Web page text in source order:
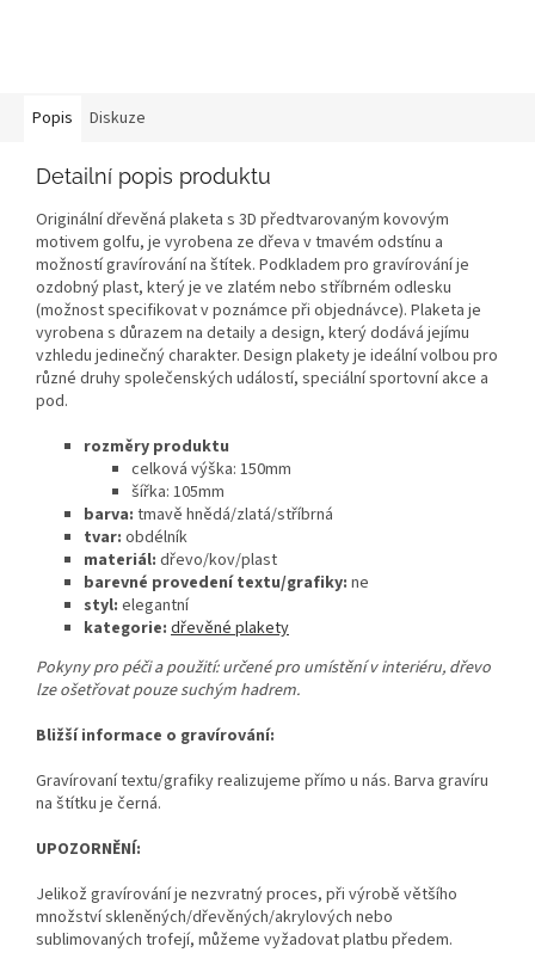
Popis Diskuze
Detailní popis produktu
Originální dřevěná plaketa s 3D předtvarovaným kovovým
motivem golfu, je vyrobena ze dřeva v tmavém odstínu a
možností gravírování na štítek. Podkladem pro gravírování je
ozdobný plast, který je ve zlatém nebo stříbrném odlesku
(možnost specifikovat v poznámce při objednávce). Plaketa je
vyrobena s důrazem na detaily a design, který dodává jejímu
vzhledu jedinečný charakter. Design plakety je ideální volbou pro
různé druhy společenských událostí, speciální sportovní akce a
pod.
rozměry produktu
celková výška: 150mm
šířka: 105mm
barva: tmavě hnědá/zlatá/stříbrná
tvar: obdélník
materiál: dřevo/kov/plast
barevné provedení textu/grafiky: ne
styl: elegantní
kategorie: dřevěné plakety
Pokyny pro péči a použití: určené pro umístění v interiéru, dřevo
lze ošetřovat pouze suchým hadrem.
Bližší informace o gravírování:
Gravírovaní textu/grafiky realizujeme přímo u nás. Barva gravíru
na štítku je černá.
UPOZORNĚNÍ:
Jelikož gravírování je nezvratný proces, při výrobě většího
množství skleněných/dřevěných/akrylových nebo
sublimovaných trofejí, můžeme vyžadovat platbu předem.